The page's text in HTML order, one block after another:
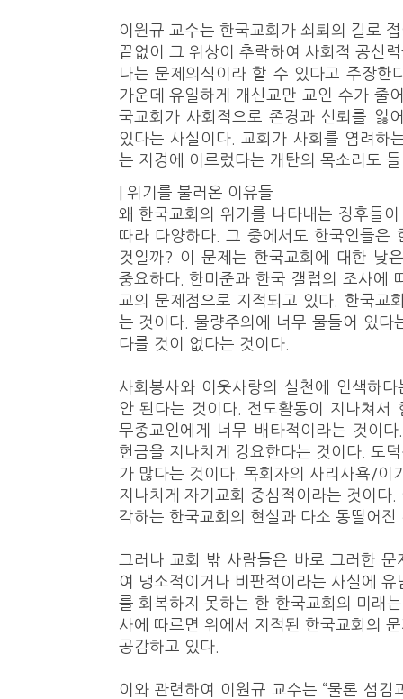
이원규 교수는 한국교회가 쇠퇴의 길로
끝없이 그 위상이 추락하여 사회적 공신
나는 문제의식이라 할 수 있다고 주장한
가운데 유일하게 개신교만 교인 수가 줄
국교회가 사회적으로 존경과 신뢰를 잃
있다는 사실이다. 교회가 사회를 염려하
는 지경에 이르렀다는 개탄의 목소리도
| 위기를 불러온 이유들
왜 한국교회의 위기를 나타내는 징후들
따라 다양하다. 그 중에서도 한국인들은
것일까? 이 문제는 한국교회에 대한 낮
중요하다. 한미준과 한국 갤럽의 조사에
교의 문제점으로 지적되고 있다. 한국교
는 것이다. 물량주의에 너무 물들어 있다
다를 것이 없다는 것이다.
사회봉사와 이웃사랑의 실천에 인색하
안 된다는 것이다. 전도활동이 지나쳐서
무종교인에게 너무 배타적이라는 것이
헌금을 지나치게 강요한다는 것이다. 도
가 많다는 것이다. 목회자의 사리사욕/이
지나치게 자기교회 중심적이라는 것이다
각하는 한국교회의 현실과 다소 동떨어진
그러나 교회 밖 사람들은 바로 그러한
여 냉소적이거나 비판적이라는 사실에
를 회복하지 못하는 한 한국교회의 미래
사에 따르면 위에서 지적된 한국교회의
공감하고 있다.
이와 관련하여 이원규 교수는 “물론 섬